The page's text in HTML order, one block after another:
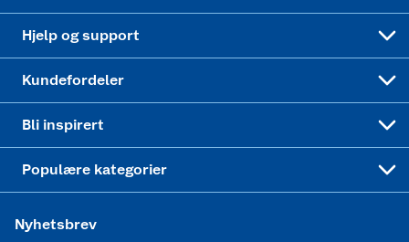
Hjelp og support
Kundefordeler
Bli inspirert
Populære kategorier
Nyhetsbrev